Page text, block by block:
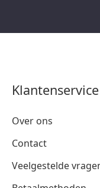
Klantenservice
Over ons
Contact
Veelgestelde